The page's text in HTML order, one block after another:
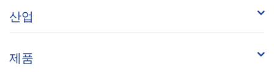
산업
제품